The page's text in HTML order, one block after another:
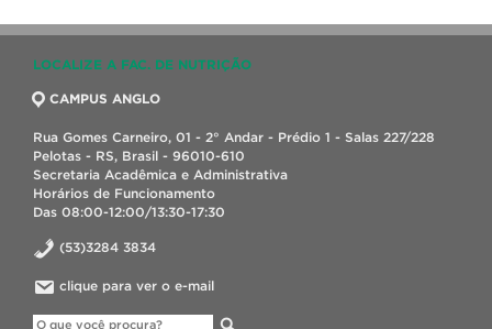
LOCALIZE A FAC. DE NUTRIÇÃO
CAMPUS ANGLO
Rua Gomes Carneiro, 01 - 2° Andar - Prédio 1 - Salas 227/228
Pelotas - RS, Brasil - 96010-610
Secretaria Acadêmica e Administrativa
Horários de Funcionamento
Das 08:00-12:00/13:30-17:30
(53)3284 3834
clique para ver o e-mail